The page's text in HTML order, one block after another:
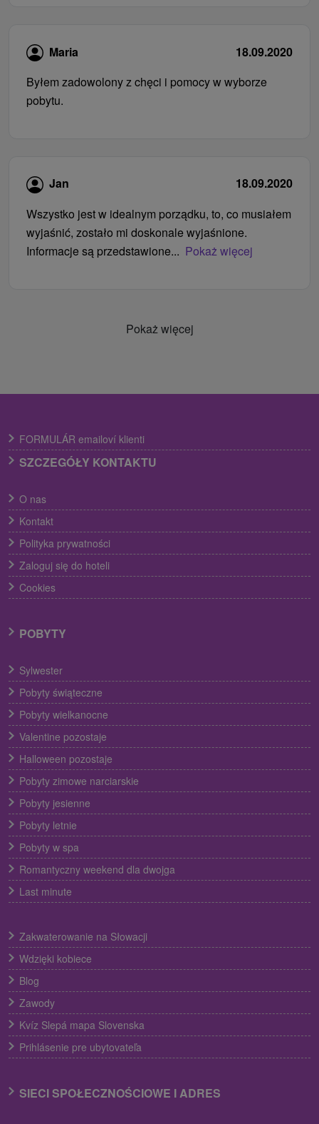
Maria
18.09.2020
Byłem zadowolony z chęci i pomocy w wyborze
pobytu.
Jan
18.09.2020
Wszystko jest w idealnym porządku, to, co musiałem
wyjaśnić, zostało mi doskonale wyjaśnione.
Informacje są przedstawione... Pokaż więcej
Pokaż więcej
FORMULÁR emailoví klienti
SZCZEGÓŁY KONTAKTU
O nas
Kontakt
Polityka prywatności
Zaloguj się do hoteli
Cookies
POBYTY
Sylwester
Pobyty świąteczne
Pobyty wielkanocne
Valentine pozostaje
Halloween pozostaje
Pobyty zimowe narciarskie
Pobyty jesienne
Pobyty letnie
Pobyty w spa
Romantyczny weekend dla dwojga
Last minute
Zakwaterowanie na Słowacji
Wdzięki kobiece
Blog
Zawody
Kvíz Slepá mapa Slovenska
Prihlásenie pre ubytovateľa
SIECI SPOŁECZNOŚCIOWE I ADRES